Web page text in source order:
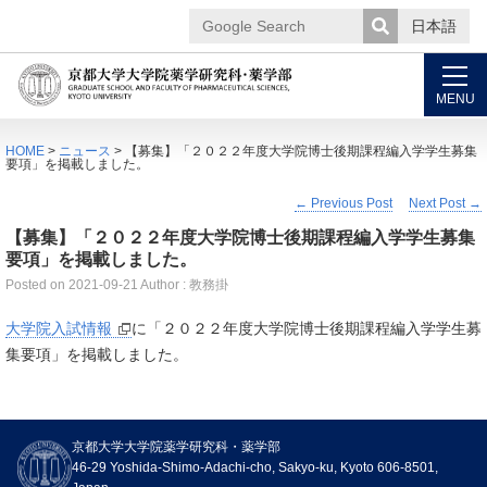
Google
日本語
MENU
HOME > ニュース > 【募集】「２０２２年度大学院博士後期課程編入学学生募集
要項」を掲載しました。
← Previous Post Next Post →
【募集】「２０２２年度大学院博士後期課程編入学学生募集
要項」を掲載しました。
Posted on 2021-09-21 Author : 教務掛
大学院入試情報
に「２０２２年度大学院博士後期課程編入学学生募
集要項」を掲載しました。
Events
京都大学大学院薬学研究科・薬学部
46-29 Yoshida-Shimo-Adachi-cho, Sakyo-ku, Kyoto 606-8501,